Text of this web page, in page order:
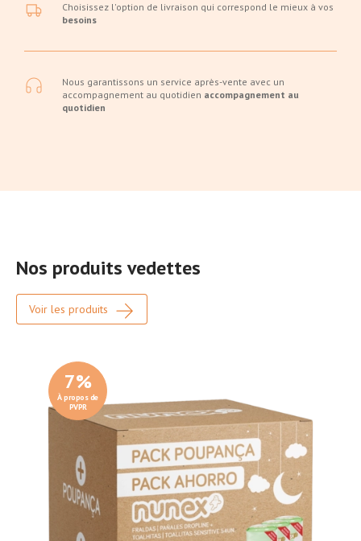
Choisissez l'option de livraison qui correspond le mieux à vos
besoins
Nous garantissons un service après-vente avec un
accompagnement au quotidien accompagnement au
quotidien
Nos produits vedettes
Voir les produits
7%
À propos de
PVPR